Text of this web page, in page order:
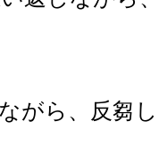
がら、反芻